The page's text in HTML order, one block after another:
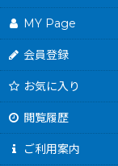
MY Page
会員登録
お気に入り
閲覧履歴
ご利用案内